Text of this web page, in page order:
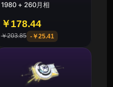
1980 + 260月相
￥178.44
￥203.85 -￥25.41